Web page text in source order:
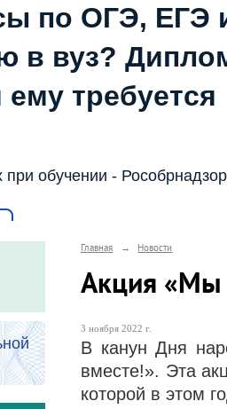
по ОГЭ, ЕГЭ
в вуз?
требуется
обучении -
Главная → Новости
Акция «Мы
3 ноября 2022 г.
В канун Дня
вместе!». Эта
которой в этом